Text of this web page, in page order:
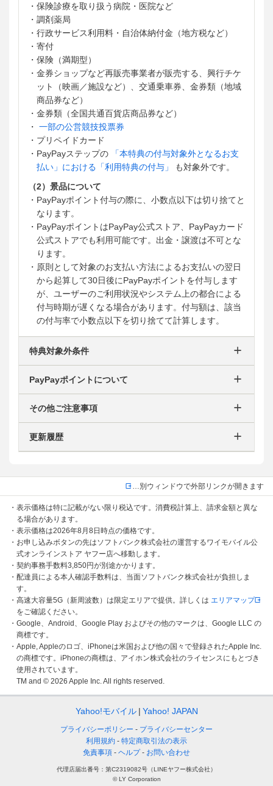
・保険診療を取り扱う病院・医院など
・調剤薬局
・行政サービス利用料・自治体納付金（地方税など）
・寄付
・保険（満期型）
・金券ショップなど再販売事業者が販売する、興行チケ
ット（映画／施設など）、交通乗車券、金券類（地域
商品券など）
・金券類（全国共通百貨店商品券など）
・ 一部の公営競技投票券
・プリペイドカード
・PayPayステップの 「本特典の付与対象外となるお支
払い」における「利用特典の付与」 も対象外です。
（2）景品について
・PayPayポイント付与の際に、小数点以下は切り捨てと
なります。
・PayPayポイントはPayPay公式ストア、PayPayカード
公式ストアでも利用可能です。出金・譲渡は不可とな
ります。
・原則として対象のお支払い方法によるお支払いの翌日
から起算して30日後にPayPayポイントを付与します
が、ユーザーのご利用状況やシステム上の都合による
付与時期が遅くなる場合があります。付与額は、該当
の付与率で小数点以下を切り捨てて計算します。
特典対象外条件
PayPayポイントについて
その他ご注意事項
更新履歴
…別ウィンドウで外部リンクが開きます
・表示価格は特に記載がない限り税込です。消費税計算上、請求金額と異な
る場合があります。
・表示価格は2026年8月8日時点の価格です。
・お申し込みボタンの先はソフトバンク株式会社の運営するワイモバイル公
式オンラインストア ヤフー店へ移動します。
・契約事務手数料3,850円が別途かかります。
・配達員による本人確認手数料は、当面ソフトバンク株式会社が負担しま
す。
・高速大容量5G（新周波数）は限定エリアで提供。詳しくは エリアマップ
をご確認ください。
・Google、Android、Google Play およびその他のマークは、Google LLC の
商標です。
・Apple, Appleのロゴ、iPhoneは米国および他の国々で登録されたApple Inc.
の商標です。iPhoneの商標は、アイホン株式会社のライセンスにもとづき
使用されています。
TM and © 2026 Apple Inc. All rights reserved.
Yahoo!モバイル Yahoo! JAPAN
プライバシーポリシー
プライバシーセンター
利用規約
特定商取引法の表示
免責事項
ヘルプ お問い合わせ
代理店届出番号：第C2319082号（LINEヤフー株式会社）
© LY Corporation